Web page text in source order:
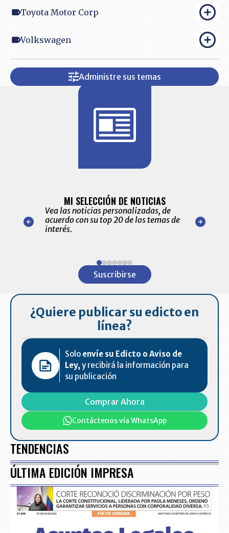
Toyota Motor Corp
Volkswagen
Administre sus temas
nuestro
para
MI SELECCIÓN DE NOTICIAS
Vea las noticias personalizadas, de
acuerdo con su top 20 de los temas de
interés.
de las
Suscribirse
¿Quiere publicar su edicto en
línea?
Solo envíe su Edicto o Aviso de
Ley,y recibirá la información para
su publicación
Comprar Ahora
Contáctenos vía WhatsApp
TENDENCIAS
ÚLTIMA EDICIÓN IMPRESA